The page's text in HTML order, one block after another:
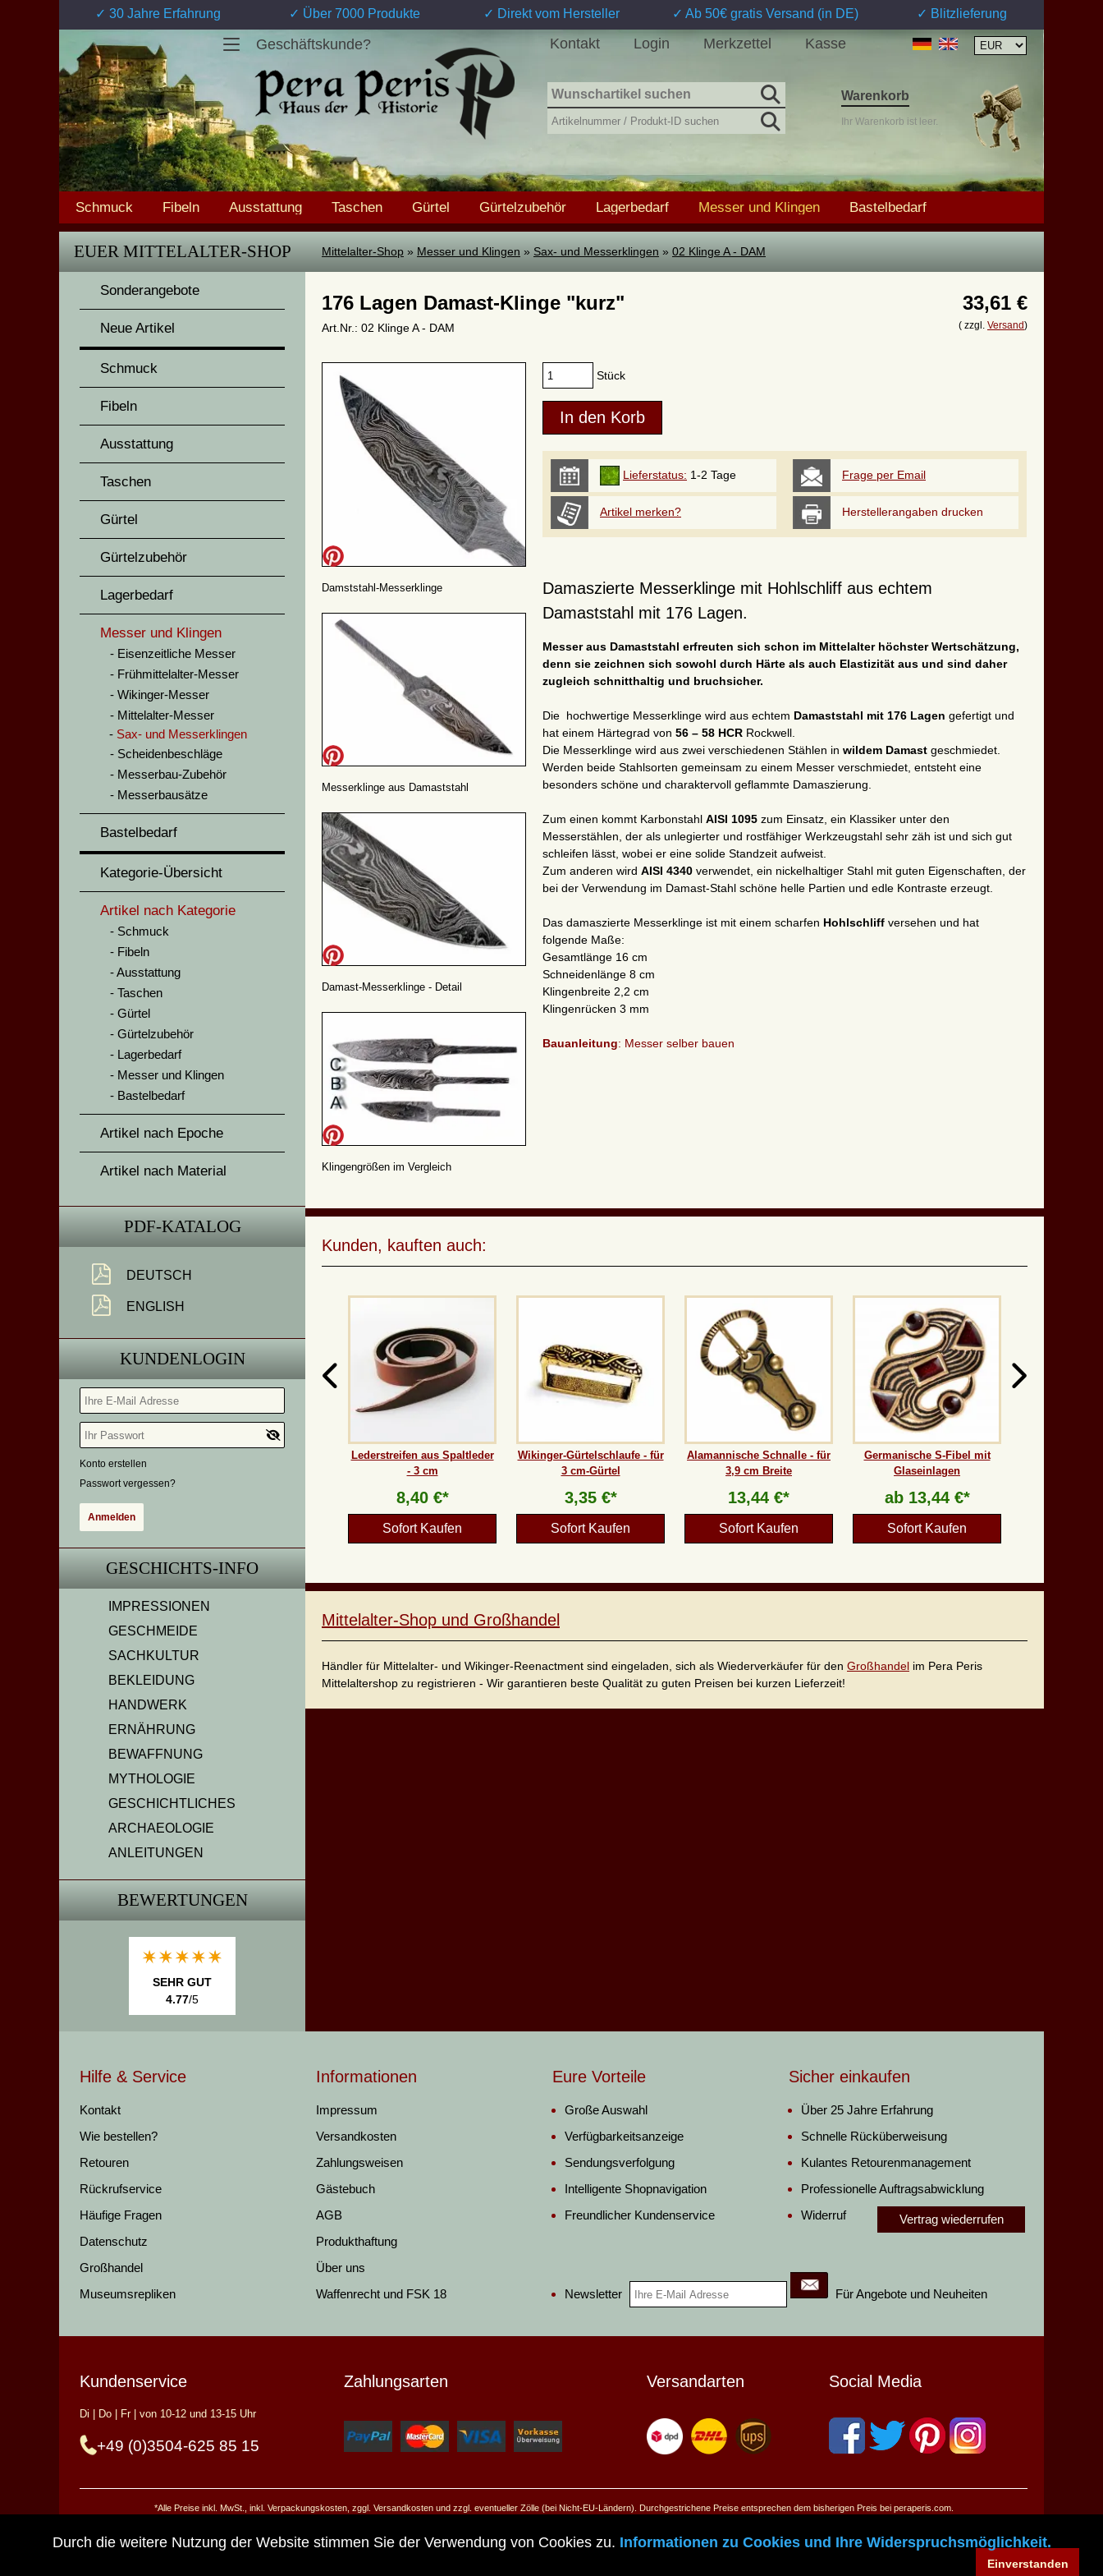
Durch die weitere Nutzung der Website stimmen Sie der Verwendung von Cookies zu. Informationen zu Cookies und Ihre Widerspruchsmöglichkeit.
Einverstanden
✓ 30 Jahre Erfahrung ✓ Über 7000 Produkte ✓ Direkt vom Hersteller ✓ Ab 50€ gratis Versand (in DE) ✓ Blitzlieferung
Geschäftskunde? Kontakt Login Merkzettel Kasse
Schmuck Fibeln Ausstattung Taschen Gürtel Gürtelzubehör Lagerbedarf Messer und Klingen Bastelbedarf
Warenkorb
Ihr Warenkorb ist leer.
EUER MITTELALTER-SHOP
Sonderangebote
Neue Artikel
Schmuck
Fibeln
Ausstattung
Taschen
Gürtel
Gürtelzubehör
Lagerbedarf
Messer und Klingen
Eisenzeitliche Messer
Frühmittelalter-Messer
Wikinger-Messer
Mittelalter-Messer
Sax- und Messerklingen
Scheidenbeschläge
Messerbau-Zubehör
Messerbausätze
Bastelbedarf
Kategorie-Übersicht
Artikel nach Kategorie
Schmuck
Fibeln
Ausstattung
Taschen
Gürtel
Gürtelzubehör
Lagerbedarf
Messer und Klingen
Bastelbedarf
Artikel nach Epoche
Artikel nach Material
PDF-KATALOG
DEUTSCH
ENGLISH
KUNDENLOGIN
Konto erstellen
Passwort vergessen?
GESCHICHTS-INFO
IMPRESSIONEN
GESCHMEIDE
SACHKULTUR
BEKLEIDUNG
HANDWERK
ERNÄHRUNG
BEWAFFNUNG
MYTHOLOGIE
GESCHICHTLICHES
ARCHAEOLOGIE
ANLEITUNGEN
BEWERTUNGEN
SEHR GUT
4.77/5
Mittelalter-Shop » Messer und Klingen » Sax- und Messerklingen » 02 Klinge A - DAM
176 Lagen Damast-Klinge "kurz"
Art.Nr.: 02 Klinge A - DAM
33,61 €
( zzgl. Versand)
Damststahl-Messerklinge
Messerklinge aus Damaststahl
Damast-Messerklinge - Detail
Klingengrößen im Vergleich
Stück
Lieferstatus: 1-2 Tage Frage per Email
Artikel merken? Herstellerangaben drucken
Damaszierte Messerklinge mit Hohlschliff aus echtem
Damaststahl mit 176 Lagen.
Messer aus Damaststahl erfreuten sich schon im Mittelalter höchster Wertschätzung,
denn sie zeichnen sich sowohl durch Härte als auch Elastizität aus und sind daher
zugleich schnitthaltig und bruchsicher.
Die hochwertige Messerklinge wird aus echtem Damaststahl mit 176 Lagen gefertigt und
hat einem Härtegrad von 56 – 58 HCR Rockwell.
Die Messerklinge wird aus zwei verschiedenen Stählen in wildem Damast geschmiedet.
Werden beide Stahlsorten gemeinsam zu einem Messer verschmiedet, entsteht eine
besonders schöne und charaktervoll geflammte Damaszierung.
Zum einen kommt Karbonstahl AISI 1095 zum Einsatz, ein Klassiker unter den
Messerstählen, der als unlegierter und rostfähiger Werkzeugstahl sehr zäh ist und sich gut
schleifen lässt, wobei er eine solide Standzeit aufweist.
Zum anderen wird AISI 4340 verwendet, ein nickelhaltiger Stahl mit guten Eigenschaften, der
bei der Verwendung im Damast-Stahl schöne helle Partien und edle Kontraste erzeugt.
Das damaszierte Messerklinge ist mit einem scharfen Hohlschliff versehen und hat
folgende Maße:
Gesamtlänge 16 cm
Schneidenlänge 8 cm
Klingenbreite 2,2 cm
Klingenrücken 3 mm
Bauanleitung: Messer selber bauen
Kunden, kauften auch:
Lederstreifen aus Spaltleder
- 3 cm
8,40 €*
Sofort Kaufen
Wikinger-Gürtelschlaufe - für
3 cm-Gürtel
3,35 €*
Sofort Kaufen
Alamannische Schnalle - für
3,9 cm Breite
13,44 €*
Sofort Kaufen
Germanische S-Fibel mit
Glaseinlagen
ab 13,44 €*
Sofort Kaufen
Mittelalter-Shop und Großhandel
Händler für Mittelalter- und Wikinger-Reenactment sind eingeladen, sich als Wiederverkäufer für den Großhandel im Pera Peris
Mittelaltershop zu registrieren - Wir garantieren beste Qualität zu guten Preisen bei kurzen Lieferzeit!
Hilfe & Service
Kontakt
Wie bestellen?
Retouren
Rückrufservice
Häufige Fragen
Datenschutz
Großhandel
Museumsrepliken
Informationen
Impressum
Versandkosten
Zahlungsweisen
Gästebuch
AGB
Produkthaftung
Über uns
Waffenrecht und FSK 18
Eure Vorteile
Große Auswahl
Verfügbarkeitsanzeige
Sendungsverfolgung
Intelligente Shopnavigation
Freundlicher Kundenservice
Newsletter Für Angebote und Neuheiten
Sicher einkaufen
Über 25 Jahre Erfahrung
Schnelle Rücküberweisung
Kulantes Retourenmanagement
Professionelle Auftragsabwicklung
Widerruf
Vertrag wiederrufen
Kundenservice
Di | Do | Fr | von 10-12 und 13-15 Uhr
+49 (0)3504-625 85 15
Zahlungsarten Versandarten Social Media
*Alle Preise inkl. MwSt., inkl. Verpackungskosten, zggl. Versandkosten und zzgl. eventueller Zölle (bei Nicht-EU-Ländern). Durchgestrichene Preise entsprechen dem bisherigen Preis bei peraperis.com.
Zur mobilen Website